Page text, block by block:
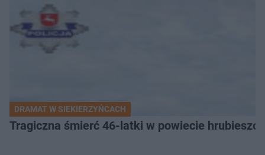
DRAMAT W SIEKIERZYŃCACH
Tragiczna śmierć 46-latki w powiecie